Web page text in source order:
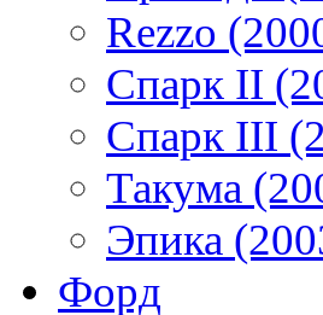
Rezzo
Спарк II
Спарк III
Такума
Эпика
Форд